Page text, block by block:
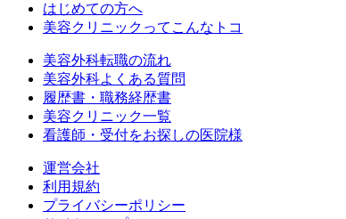
はじめての方へ
美容クリニックってこんなトコ
美容外科転職の流れ
美容外科よくある質問
履歴書・職務経歴書
美容クリニック一覧
看護師・受付をお探しの医院様
運営会社
利用規約
プライバシーポリシー